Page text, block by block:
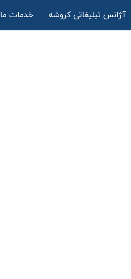
آژانس تبلیغاتی کروشه خدمات ما